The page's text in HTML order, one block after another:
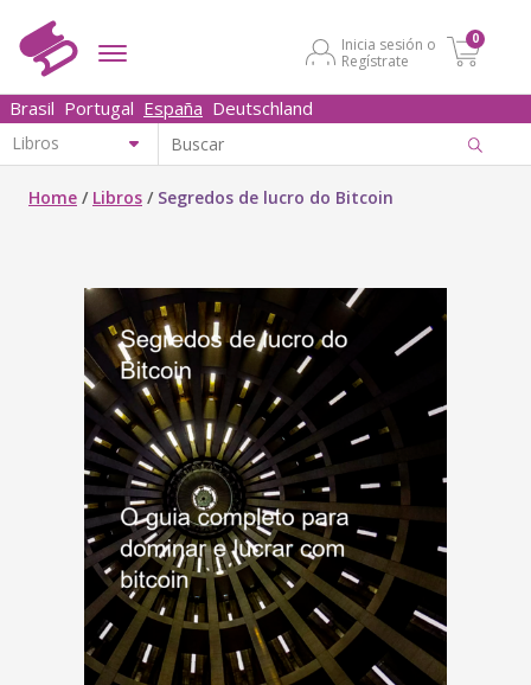
Inicia sesión o
Regístrate
0
Brasil Portugal España Deutschland
Home / Libros / Segredos de lucro do Bitcoin